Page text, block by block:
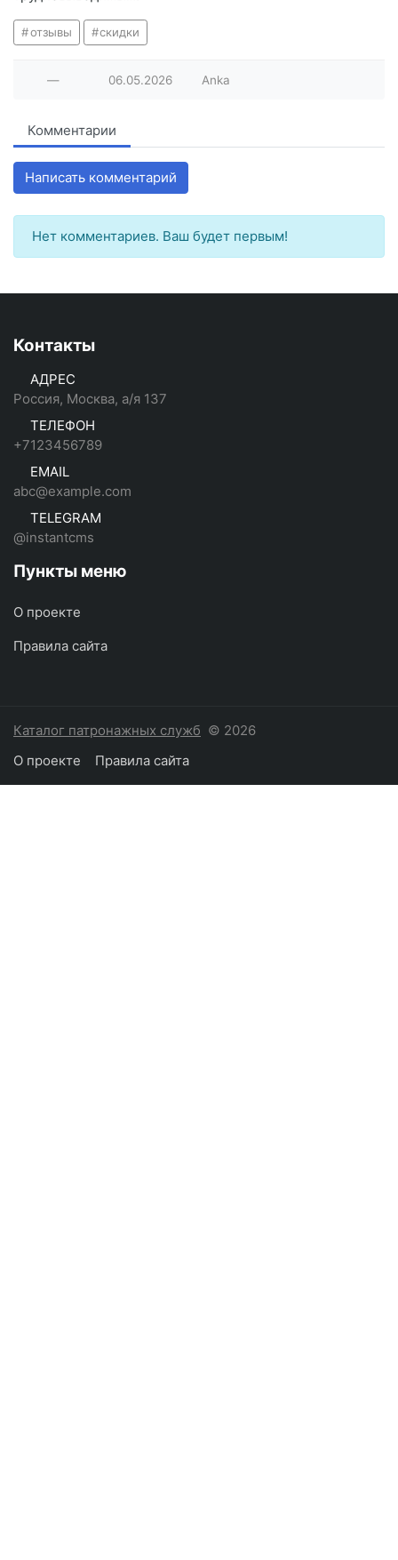
отзывы скидки
— 06.05.2026 Anka
Комментарии
Написать комментарий
Нет комментариев. Ваш будет первым!
Контакты
АДРЕС
Россия, Москва, а/я 137
ТЕЛЕФОН
+7123456789
EMAIL
abc@example.com
TELEGRAM
@instantcms
Пункты меню
О проекте
Правила сайта
Каталог патронажных служб © 2026
О проекте
Правила сайта